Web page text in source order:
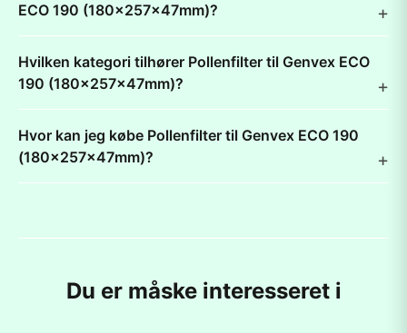
ECO 190 (180x257x47mm)?
Hvilken kategori tilhører Pollenfilter til Genvex ECO
190 (180x257x47mm)?
Hvor kan jeg købe Pollenfilter til Genvex ECO 190
(180x257x47mm)?
Du er måske interesseret i